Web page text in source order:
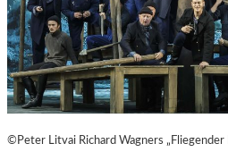
©Peter Litvai Richard Wagners „Fliegender